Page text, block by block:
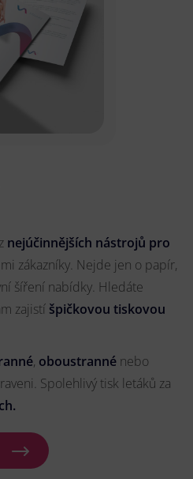
nejúčinnějších nástrojů pro
zákazníky. Nejde jen o papír,
šíření nabídky. Hledáte
zajistí špičkovou tiskovou
, oboustranné nebo
Spolehlivý tisk letáků za